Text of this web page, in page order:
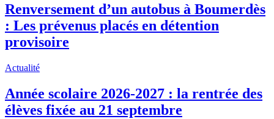
Renversement d’un autobus à Boumerdès
: Les prévenus placés en détention
provisoire
Actualité
Année scolaire 2026-2027 : la rentrée des
élèves fixée au 21 septembre